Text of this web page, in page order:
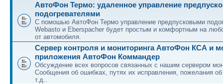
АвтоФон Термо: удаленное управление
подогревателями
С помошью АвтоФон Термо управление предпусковыми
Webasto и Eberspacher будет простым и комфортным на
от автомобиля.
Сервер контроля и мониторинга АвтоФон КСА и
приложения АвтоФон Коммандер
Обсуждение всех вопросов связанных с нашим сервером
Сообщения об ошибках, путях их исправления, пожелания
т.д..